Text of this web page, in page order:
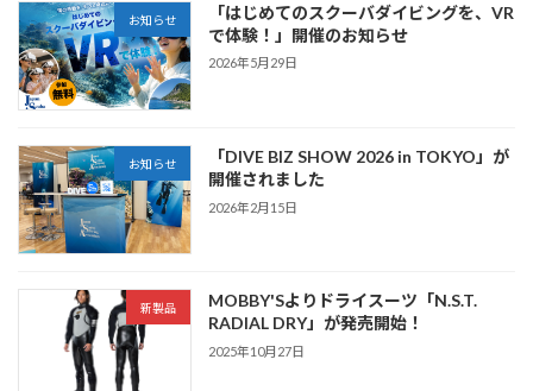
お知らせ
「はじめてのスクーバダイビングを、VR
で体験！」開催のお知らせ
2026年5月29日
お知らせ
「DIVE BIZ SHOW 2026 in TOKYO」が
開催されました
2026年2月15日
新製品
MOBBY'Sよりドライスーツ「N.S.T.
RADIAL DRY」が発売開始！
2025年10月27日